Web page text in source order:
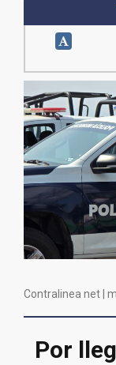
Contralinea net |
Por